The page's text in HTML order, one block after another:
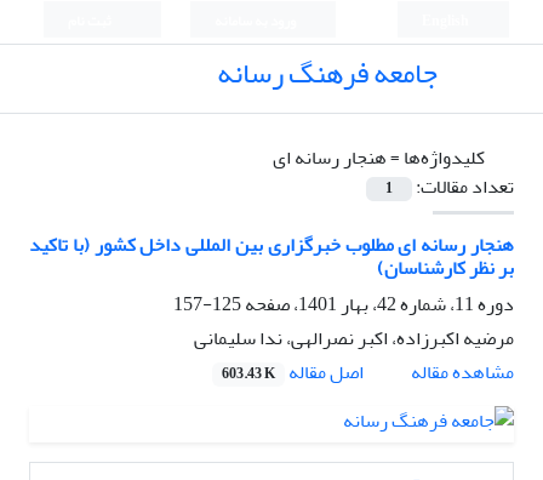
جامعه فرهنگ رسانه
کلیدواژه‌ها =هنجار رسانه ای
تعداد مقالات:
1
هنجار رسانه ای مطلوب خبرگزاری بین المللی داخل کشور (با تاکید
بر نظر کارشناسان)
دوره 11، شماره 42، بهار 1401، صفحه
125-157
مرضیه اکبرزاده، اکبر نصرالهی، ندا سلیمانی
مشاهده مقاله
اصل مقاله 603.43 K